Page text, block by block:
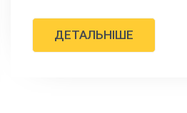
ДЕТАЛЬНІШЕ